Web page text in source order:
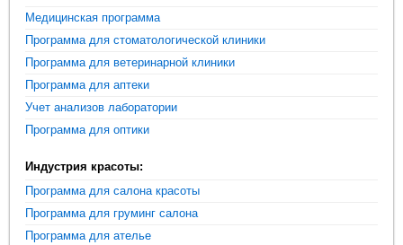
Медицинская программа
Программа для стоматологической клиники
Программа для ветеринарной клиники
Программа для аптеки
Учет анализов лаборатории
Программа для оптики
Индустрия красоты:
Программа для салона красоты
Программа для груминг салона
Программа для ателье